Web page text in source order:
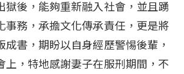
獄後，能夠重新融入社會，並且踴
事務，承擔文化傳承責任，更是將
成書，期盼以自身經歷警惕後輩，
上，特地感謝妻子在服刑期間，不